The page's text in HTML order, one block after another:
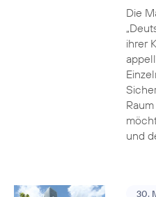
Die
ihrer
und
30.